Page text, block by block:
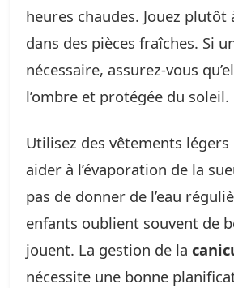
heures chaudes. Jouez plutôt
dans des pièces fraîches. Si
nécessaire, assurez-vous
l’ombre et protégée du soleil.
Utilisez des vêtements
aider à l’évaporation de la
pas de donner de l’eau
enfants oublient souvent de
jouent. La gestion de la
nécessite une bonne